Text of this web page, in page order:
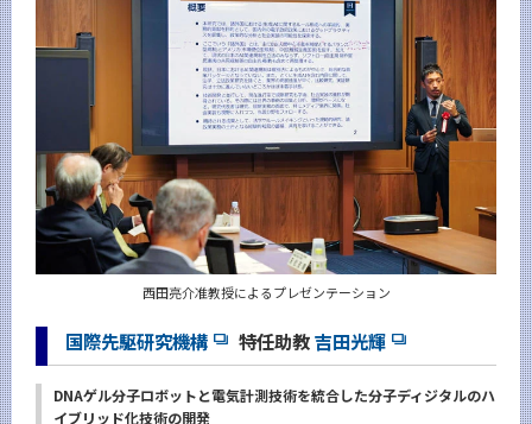
西田亮介准教授によるプレゼンテーション
国際先駆研究機構 特任助教吉田光輝
DNAゲル分子ロボットと電気計測技術を統合した分子ディジタルのハ
イブリッド化技術の開発